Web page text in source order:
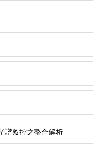
譜監控之整合解析